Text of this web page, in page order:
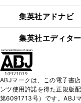
集英社アドナビ
集英社エディタ
ABJマークは、この電子書
ンツ使用許諾を得た正規版
第6091713号）です。ABJ